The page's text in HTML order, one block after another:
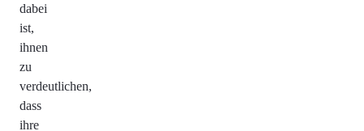
dabei
ist,
ihnen
zu
verdeutlichen,
dass
ihre